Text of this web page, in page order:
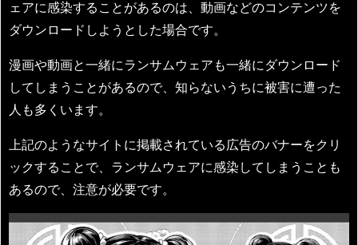
ェアに感染することがあるのは、動画などのコンテンツを
ダウンロードしようとした場合です。
漫画や動画と一緒にランサムウェアも一緒にダウンロード
してしまうことがあるので、知らないうちに被害に遭った
人も多くいます。
上記のようなサイトに掲載されている広告のバナーをクリ
ックすることで、ランサムウェアに感染してしまうことも
あるので、注意が必要です。